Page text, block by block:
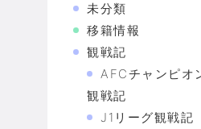
未分類
移籍情報
観戦記
AFCチャンピオ
観戦記
J1リーグ観戦記